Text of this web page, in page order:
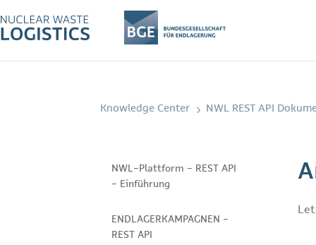
Knowledge Center NWL REST API
NWL-Plattform - REST API
- Einführung
ENDLAGERKAMPAGNEN -
REST API